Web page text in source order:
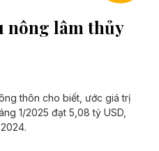
nông lâm thủy
thôn cho biết, ước giá trị
1/2025 đạt 5,08 tỷ USD,